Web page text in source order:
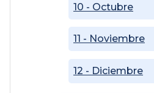
10 - Octubre
11 - Noviembre
12 - Diciembre